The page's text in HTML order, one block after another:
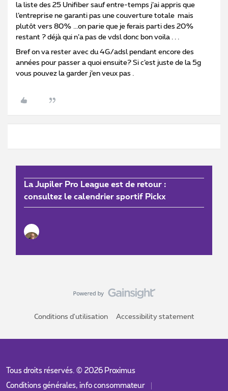
la liste des 25 Unifiber sauf entre-temps j’ai appris que
l’entreprise ne garanti pas une couverture totale mais
plutôt vers 80% ...on parie que je ferais parti des 20%
restant ? déjà qui n’a pas de vdsl donc bon voila . . .
Bref on va rester avec du 4G/adsl pendant encore des
années pour passer a quoi ensuite? Si c’est juste de la 5g
vous pouvez la garder j’en veux pas .
La Jupiler Pro League est de retour :
consultez le calendrier sportif Pickx
Conditions d'utilisation Accessibility statement
Tous droits réservés. © 2026Proximus
Conditions générales, info consommateur